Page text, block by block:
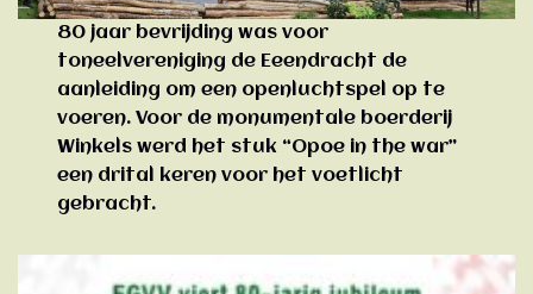
80 jaar bevrijding was voor
toneelvereniging de Eeendracht de
aanleiding om een openluchtspel op te
voeren. Voor de monumentale boerderij
Winkels werd het stuk “Opoe in the war”
een drital keren voor het voetlicht
gebracht.